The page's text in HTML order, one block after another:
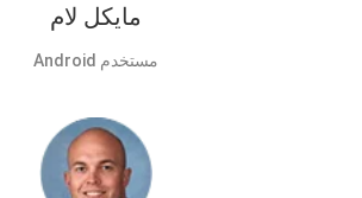
مايكل لام
مستخدم Android